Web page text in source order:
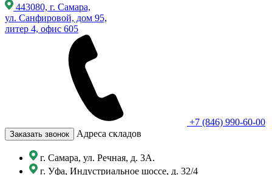
443080, г. Самара,
ул. Санфировой, дом 95,
литер 4, офис 605
+7 (846) 990-60-00
Заказать звонок Адреса складов
г. Самара, ул. Речная, д. 3А.
г. Уфа, Индустриальное шоссе, д. 32/4